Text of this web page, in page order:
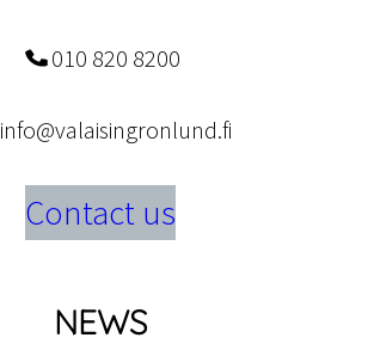
010 820 8200
info@valaisingronlund.fi
Contact us
NEWS